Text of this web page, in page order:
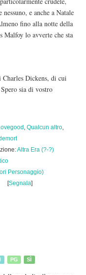
e anche a Natale
fino alla notte della
lo avverte che sta
Dickens, di cui
sia di vostro
, Qualcun altro,
Altra Era (?-?)
Personaggio)
[Segnala]
PG SÌ